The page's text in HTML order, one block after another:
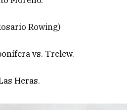
Rowing)
vs. Trelew.
Heras.